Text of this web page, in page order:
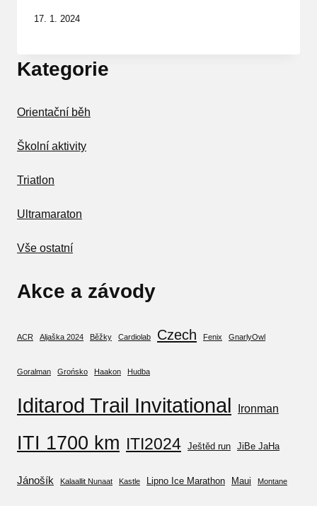
17. 1. 2024
Kategorie
Orientační běh
Školní aktivity
Triatlon
Ultramaraton
Vše ostatní
Akce a závody
ACR Aljaška 2024 Běžky Cardiolab Czech Fenix GnarlyOwl
Goralman Grońsko Haakon Hudba
Iditarod Trail Invitational Ironman
ITI 1700 km ITI2024 Ještěd run JiBe JaHa
Jánošík Kalaallit Nunaat Kastle Lipno Ice Marathon Maui Montane